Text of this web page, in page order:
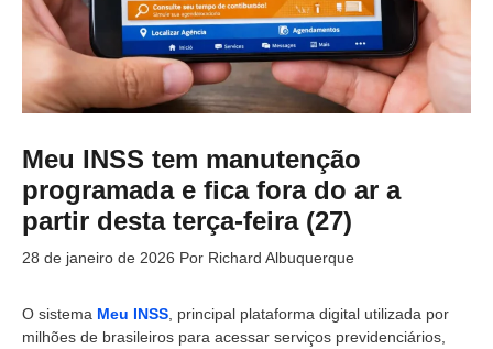
Meu INSS tem manutenção
programada e fica fora do ar a
partir desta terça-feira (27)
28 de janeiro de 2026 Por Richard Albuquerque
O sistema Meu INSS , principal plataforma digital utilizada por
milhões de brasileiros para acessar serviços previdenciários,